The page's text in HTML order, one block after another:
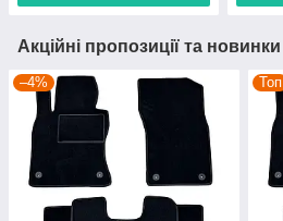
Акційні пропозиції та новинки
–4% Топ